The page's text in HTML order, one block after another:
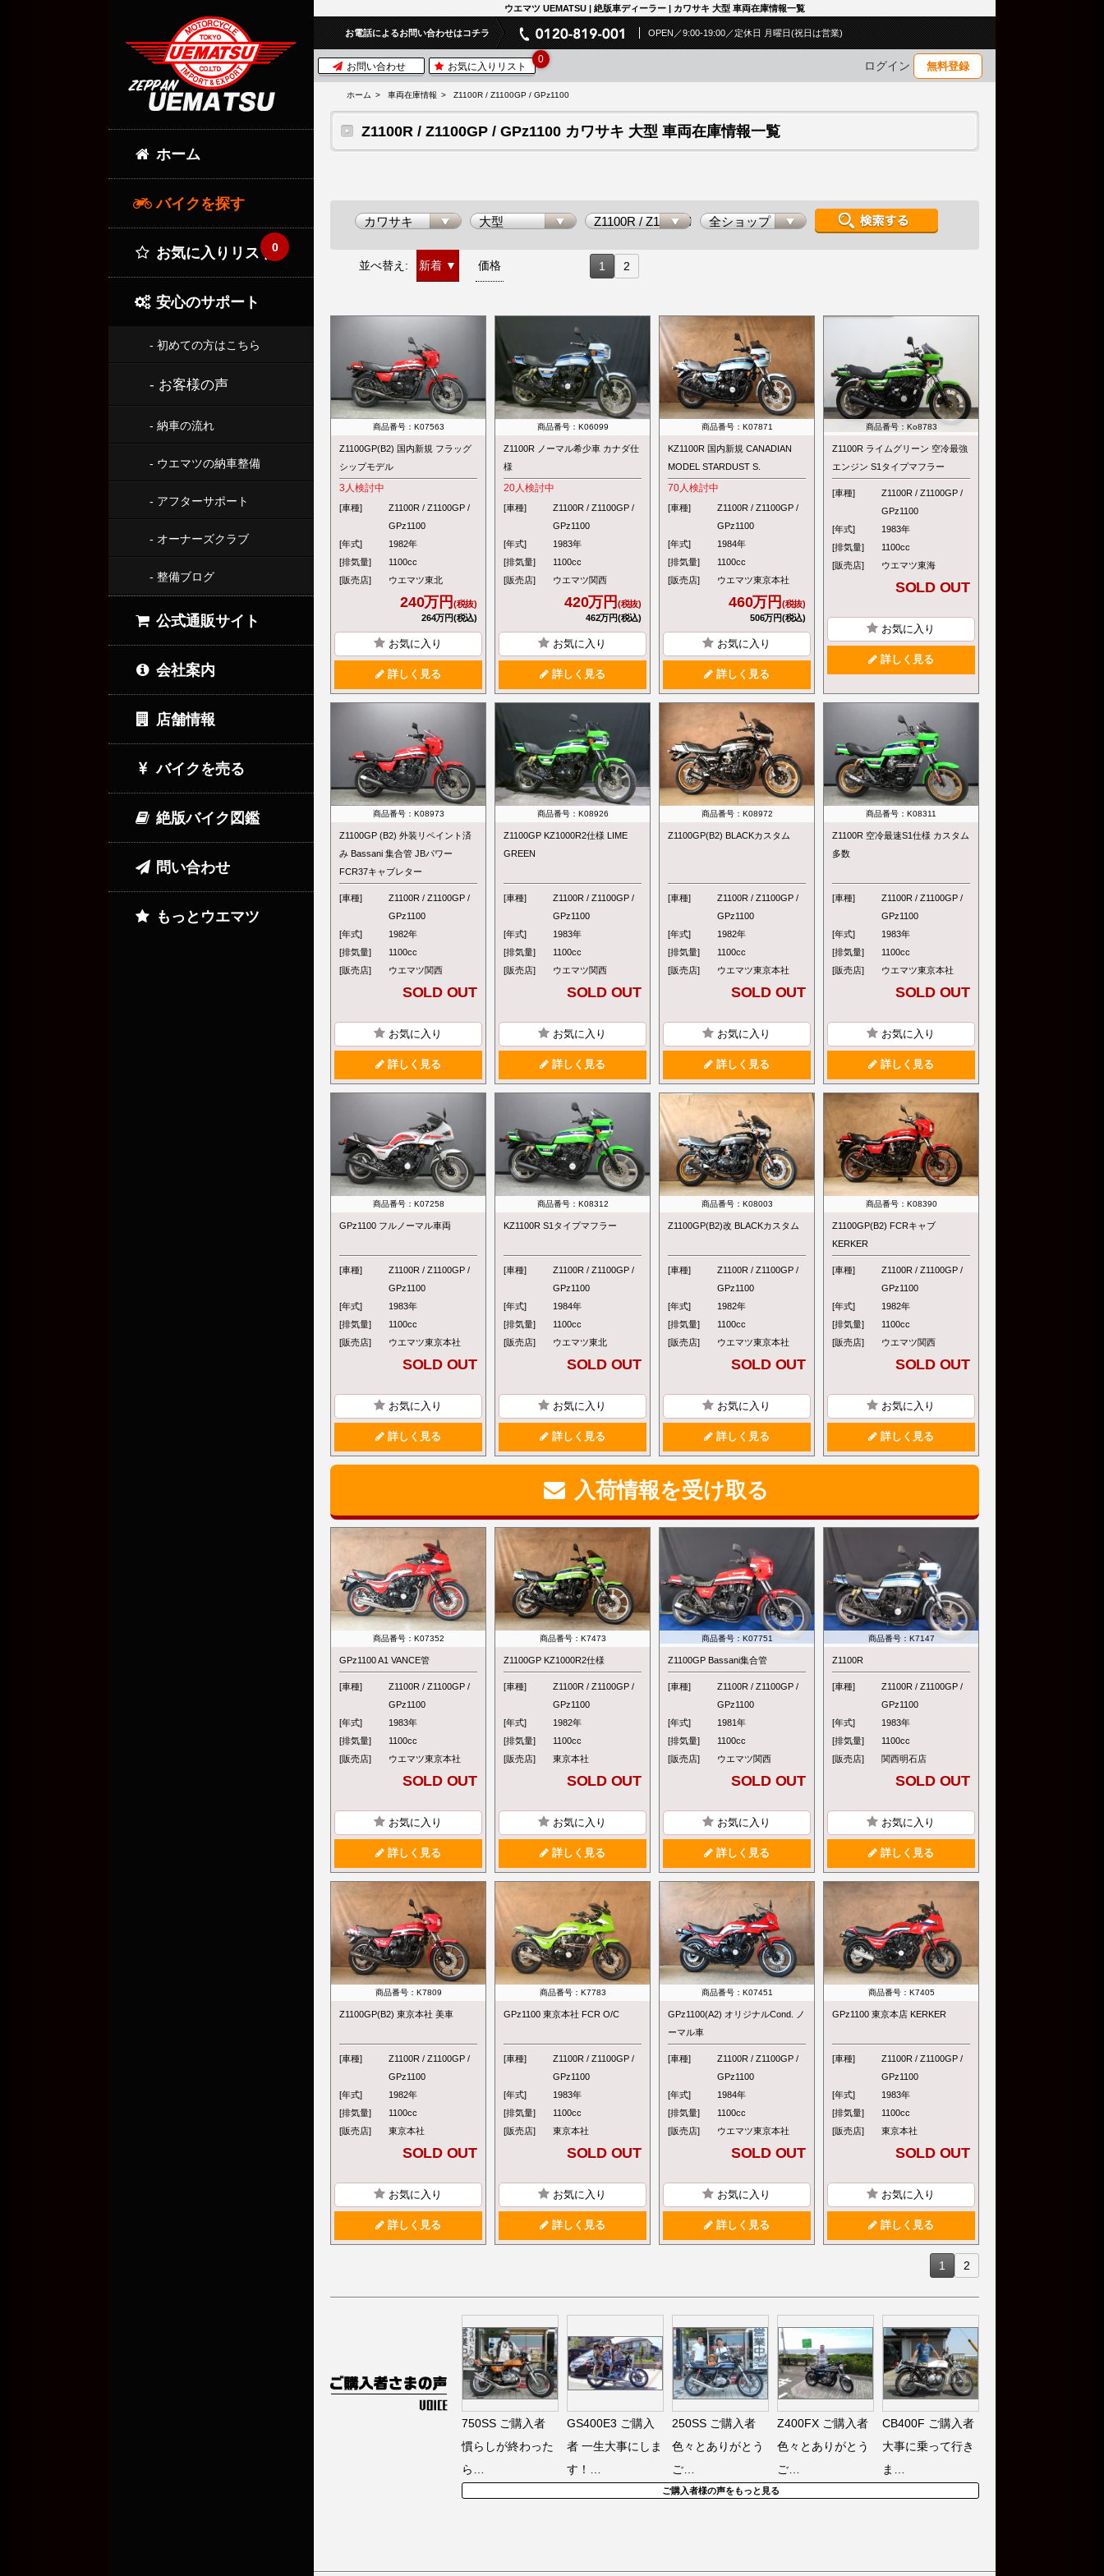
ウエマツ UEMATSU | 絶版車ディーラー | カワサキ 大型 車両在庫情報一覧
お電話によるお問い合わせはコチラ OPEN／9:00-19:00／定休日 月曜日(祝日は営業)
お問い合わせ お気に入りリスト
0 ログイン 無料登録
ホーム 車両在庫情報 Z1100R / Z1100GP / GPz1100
Z1100R / Z1100GP / GPz1100 カワサキ 大型 車両在庫情報一覧
並べ替え: 新着▼ 価格 1 2
商品番号：K07563
Z1100GP(B2) 国内新規 フラッグ
シップモデル
3 人検討中
[車種]
Z1100R / Z1100GP /
GPz1100
[年式]
1982年
[排気量]
1100cc
[販売店]
ウエマツ東北
240万円 (税抜)
264万円(税込)
お気に入り
詳しく見る
商品番号：K06099
Z1100R ノーマル希少車 カナダ仕
様
20人検討中
[車種]
Z1100R / Z1100GP /
GPz1100
[年式]
1983年
[排気量]
1100cc
[販売店]
ウエマツ関西
420万円 (税抜)
462万円(税込)
お気に入り
詳しく見る
商品番号：K07871
KZ1100R 国内新規 CANADIAN
MODEL STARDUST S.
70人検討中
[車種]
Z1100R / Z1100GP /
GPz1100
[年式]
1984年
[排気量]
1100cc
[販売店]
ウエマツ東京本社
460万円 (税抜)
506万円(税込)
お気に入り
詳しく見る
商品番号：Ko8783
Z1100R ライムグリーン 空冷最強
エンジン S1タイプマフラー
[車種]
Z1100R / Z1100GP /
GPz1100
[年式]
1983年
[排気量]
1100cc
[販売店]
ウエマツ東海
SOLD OUT
お気に入り
詳しく見る
商品番号：K08973
Z1100GP (B2) 外装リペイント済
み Bassani 集合管 JBパワー
FCR37キャブレター
[車種]
Z1100R / Z1100GP /
GPz1100
[年式]
1982年
[排気量]
1100cc
[販売店]
ウエマツ関西
SOLD OUT
お気に入り
詳しく見る
商品番号：K08926
Z1100GP KZ1000R2仕様 LIME
GREEN
[車種]
Z1100R / Z1100GP /
GPz1100
[年式]
1983年
[排気量]
1100cc
[販売店]
ウエマツ関西
SOLD OUT
お気に入り
詳しく見る
商品番号：K08972
Z1100GP(B2) BLACKカスタム
[車種]
Z1100R / Z1100GP /
GPz1100
[年式]
1982年
[排気量]
1100cc
[販売店]
ウエマツ東京本社
SOLD OUT
お気に入り
詳しく見る
商品番号：K08311
Z1100R 空冷最速S1仕様 カスタム
多数
[車種]
Z1100R / Z1100GP /
GPz1100
[年式]
1983年
[排気量]
1100cc
[販売店]
ウエマツ東京本社
SOLD OUT
お気に入り
詳しく見る
商品番号：K07258
GPz1100 フルノーマル車両
[車種]
Z1100R / Z1100GP /
GPz1100
[年式]
1983年
[排気量]
1100cc
[販売店]
ウエマツ東京本社
SOLD OUT
お気に入り
詳しく見る
商品番号：K08312
KZ1100R S1タイプマフラー
[車種]
Z1100R / Z1100GP /
GPz1100
[年式]
1984年
[排気量]
1100cc
[販売店]
ウエマツ東北
SOLD OUT
お気に入り
詳しく見る
商品番号：K08003
Z1100GP(B2)改 BLACKカスタム
[車種]
Z1100R / Z1100GP /
GPz1100
[年式]
1982年
[排気量]
1100cc
[販売店]
ウエマツ東京本社
SOLD OUT
お気に入り
詳しく見る
商品番号：K08390
Z1100GP(B2) FCRキャブ
KERKER
[車種]
Z1100R / Z1100GP /
GPz1100
[年式]
1982年
[排気量]
1100cc
[販売店]
ウエマツ関西
SOLD OUT
お気に入り
詳しく見る
入荷情報を受け取る
商品番号：K07352
GPz1100 A1 VANCE管
[車種]
Z1100R / Z1100GP /
GPz1100
[年式]
1983年
[排気量]
1100cc
[販売店]
ウエマツ東京本社
SOLD OUT
お気に入り
詳しく見る
商品番号：K7473
Z1100GP KZ1000R2仕様
[車種]
Z1100R / Z1100GP /
GPz1100
[年式]
1982年
[排気量]
1100cc
[販売店]
東京本社
SOLD OUT
お気に入り
詳しく見る
商品番号：K07751
Z1100GP Bassani集合管
[車種]
Z1100R / Z1100GP /
GPz1100
[年式]
1981年
[排気量]
1100cc
[販売店]
ウエマツ関西
SOLD OUT
お気に入り
詳しく見る
商品番号：K7147
Z1100R
[車種]
Z1100R / Z1100GP /
GPz1100
[年式]
1983年
[排気量]
1100cc
[販売店]
関西明石店
SOLD OUT
お気に入り
詳しく見る
商品番号：K7809
Z1100GP(B2) 東京本社 美車
[車種]
Z1100R / Z1100GP /
GPz1100
[年式]
1982年
[排気量]
1100cc
[販売店]
東京本社
SOLD OUT
お気に入り
詳しく見る
商品番号：K7783
GPz1100 東京本社 FCR O/C
[車種]
Z1100R / Z1100GP /
GPz1100
[年式]
1983年
[排気量]
1100cc
[販売店]
東京本社
SOLD OUT
お気に入り
詳しく見る
商品番号：K07451
GPz1100(A2) オリジナルCond. ノ
ーマル車
[車種]
Z1100R / Z1100GP /
GPz1100
[年式]
1984年
[排気量]
1100cc
[販売店]
ウエマツ東京本社
SOLD OUT
お気に入り
詳しく見る
商品番号：K7405
GPz1100 東京本店 KERKER
[車種]
Z1100R / Z1100GP /
GPz1100
[年式]
1983年
[排気量]
1100cc
[販売店]
東京本社
SOLD OUT
お気に入り
詳しく見る
1 2
750SS ご購入者
慣らしが終わった
ら…
GS400E3 ご購入
者 一生大事にしま
す！…
250SS ご購入者
色々とありがとう
ご…
Z400FX ご購入者
色々とありがとう
ご…
CB400F ご購入者
大事に乗って行き
ま…
ご購入者様の声をもっと見る
ホーム
バイクを探す
お気に入りリスト0
安心のサポート
- 初めての方はこちら
- お客様の声
- 納車の流れ
- ウエマツの納車整備
- アフターサポート
- オーナーズクラブ
- 整備ブログ
公式通販サイト
会社案内
店舗情報
バイクを売る
絶版バイク図鑑
問い合わせ
もっとウエマツ